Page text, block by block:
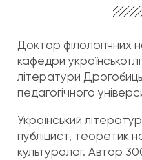
Доктор філологічних
кафедри української
літератури
педагогічного
Український
публіцист, теоретик
культуролог. Автор